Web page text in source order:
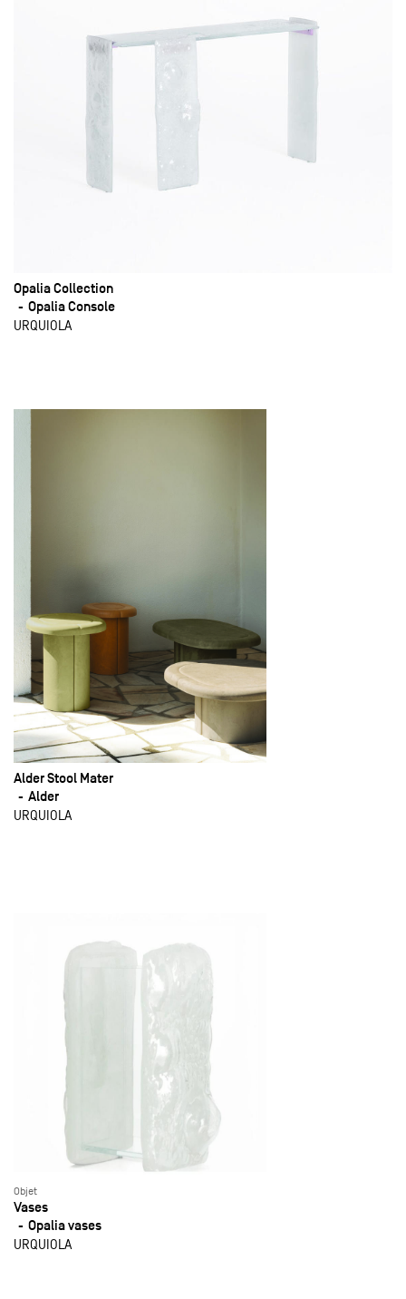
Opalia Collection
Opalia Console
URQUIOLA
Alder Stool Mater
Alder
URQUIOLA
Objet
Vases
Opalia vases
URQUIOLA